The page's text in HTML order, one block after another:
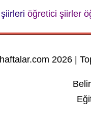
öğretici şiirler
2026 |